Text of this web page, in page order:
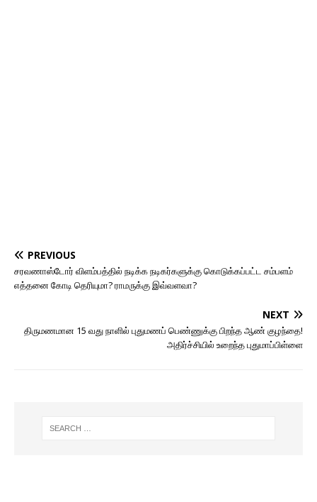
PREVIOUS
சரவணாஸ்டோர் விளம்பத்தில் நடிக்க நடிகர்களுக்கு கொடுக்கப்பட்ட சம்பளம்
எத்தனை கோடி தெரியுமா? ராமருக்கு இவ்வளவா?
NEXT
திருமணமான 15 வது நாளில் புதுமணப் பெண்ணுக்கு பிறந்த ஆண் குழந்தை!
அதிர்ச்சியில் உறைந்த புதுமாப்பிள்ளை